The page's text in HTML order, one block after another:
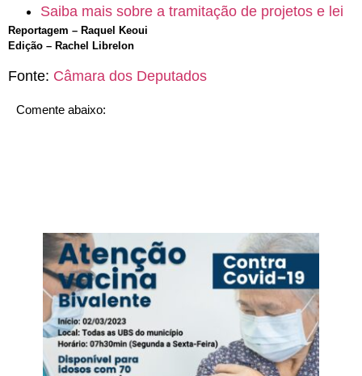
Saiba mais sobre a tramitação de projetos e lei
Reportagem – Raquel Keoui
Edição – Rachel Librelon
Fonte: Câmara dos Deputados
Comente abaixo: